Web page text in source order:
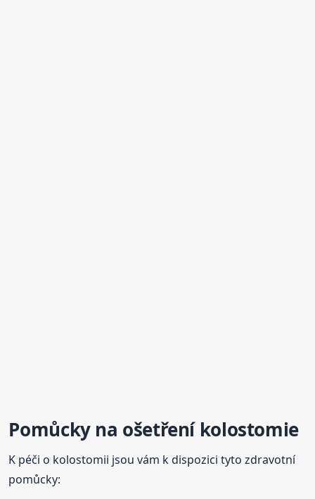
Pomůcky na ošetření kolostomie
K péči o kolostomii jsou vám k dispozici tyto zdravotní
pomůcky: